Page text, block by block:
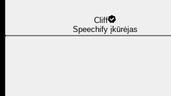
Cliff
Speechify įkūrėjas